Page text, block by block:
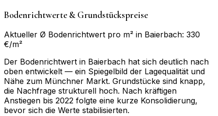
Bodenrichtwerte & Grundstückspreise
Aktueller Ø Bodenrichtwert pro m² in Baierbach: 330
€/m²
Der Bodenrichtwert in Baierbach hat sich deutlich nach
oben entwickelt — ein Spiegelbild der Lagequalität und
Nähe zum Münchner Markt. Grundstücke sind knapp,
die Nachfrage strukturell hoch. Nach kräftigen
Anstiegen bis 2022 folgte eine kurze Konsolidierung,
bevor sich die Werte stabilisierten.